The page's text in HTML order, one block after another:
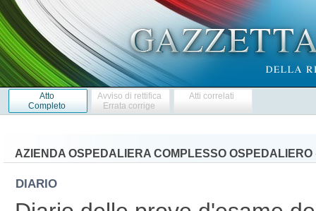
Atto
Completo
Avviso di rettifica
Errata corrige
Atti correlati
AZIENDA OSPEDALIERA COMPLESSO
DIARIO